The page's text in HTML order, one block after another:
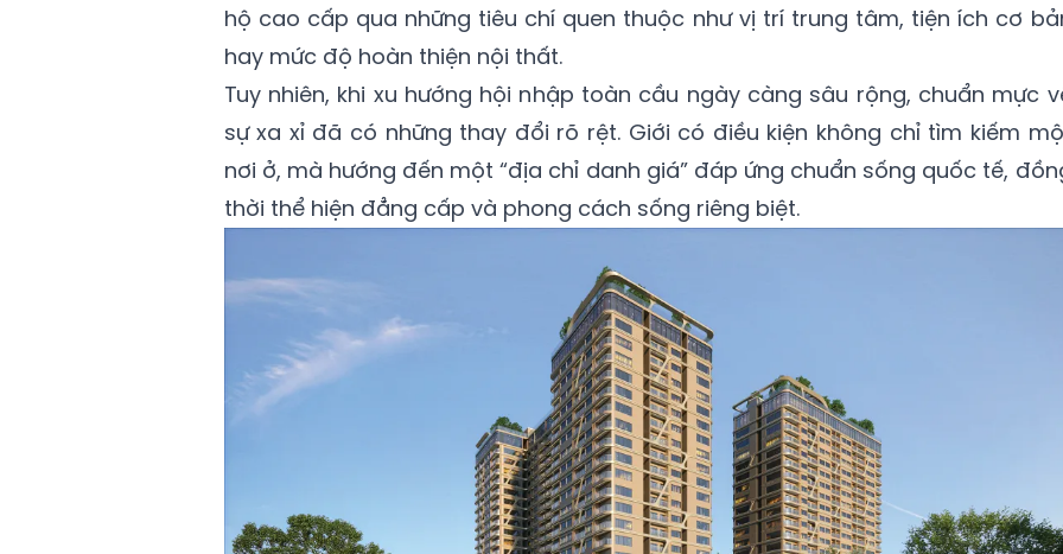
hộ cao cấp qua những tiêu chí quen thuộc như vị trí trung tâm, tiện ích cơ
hay mức độ hoàn thiện nội thất.
Tuy nhiên, khi xu hướng hội nhập toàn cầu ngày càng sâu rộng, chuẩn mực
sự xa xỉ đã có những thay đổi rõ rệt. Giới có điều kiện không chỉ tìm kiếm
nơi ở, mà hướng đến một “địa chỉ danh giá” đáp ứng chuẩn sống quốc tế,
thời thể hiện đẳng cấp và phong cách sống riêng biệt.